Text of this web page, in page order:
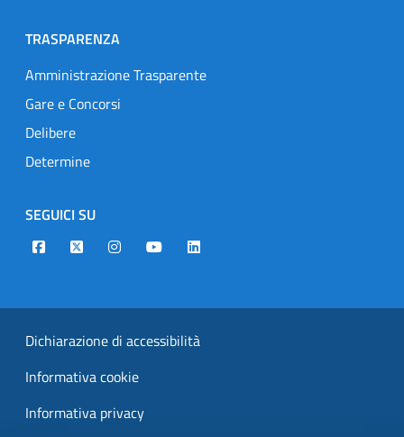
TRASPARENZA
Amministrazione Trasparente
Gare e Concorsi
Delibere
Determine
SEGUICI SU
Designers Italia
TwitterInstagramYoutubeLinkedin
Dichiarazione di accessibilità
Informativa cookie
Informativa privacy